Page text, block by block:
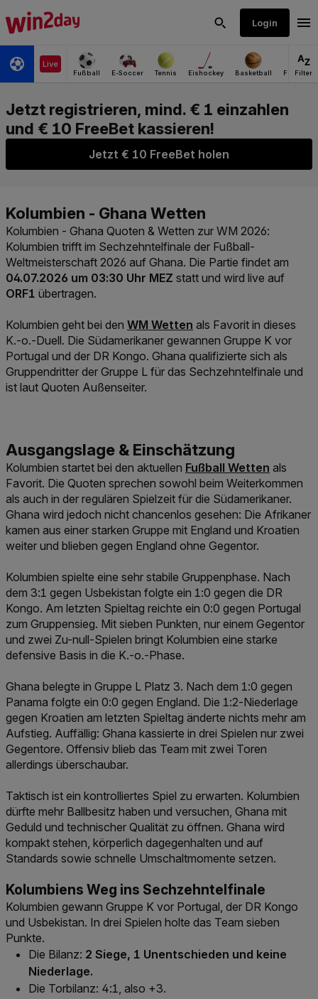
Jetzt € 10 FreeBet holen
Kolumbien - Ghana Quoten & Wetten zur WM 2026:
Kolumbien trifft im Sechzehntelfinale der Fußball-
Weltmeisterschaft 2026 auf Ghana. Die Partie findet am
04.07.2026 um 03:30 Uhr MEZ statt und wird live auf
ORF1 übertragen.
Kolumbien geht bei den Link der zu https://
WM Wetten als Favorit in dieses
K.-o.-Duell. Die Südamerikaner gewannen Gruppe K vor
Portugal und der DR Kongo. Ghana qualifizierte sich als
Gruppendritter der Gruppe L für das Sechzehntelfinale und
ist laut Quoten Außenseiter.
Kolumbien startet bei den aktuellen Link der zu https://
Fußball Wetten als
Favorit. Die Quoten sprechen sowohl beim Weiterkommen
als auch in der regulären Spielzeit für die Südamerikaner.
Ghana wird jedoch nicht chancenlos gesehen: Die Afrikaner
kamen aus einer starken Gruppe mit England und Kroatien
weiter und blieben gegen England ohne Gegentor.
Kolumbien spielte eine sehr stabile Gruppenphase. Nach
dem 3:1 gegen Usbekistan folgte ein 1:0 gegen die DR
Kongo. Am letzten Spieltag reichte ein 0:0 gegen Portugal
zum Gruppensieg. Mit sieben Punkten, nur einem Gegentor
und zwei Zu-null-Spielen bringt Kolumbien eine starke
defensive Basis in die K.-o.-Phase.
Ghana belegte in Gruppe L Platz 3. Nach dem 1:0 gegen
Panama folgte ein 0:0 gegen England. Die 1:2-Niederlage
gegen Kroatien am letzten Spieltag änderte nichts mehr am
Aufstieg. Auffällig: Ghana kassierte in drei Spielen nur zwei
Gegentore. Offensiv blieb das Team mit zwei Toren
allerdings überschaubar.
Taktisch ist ein kontrolliertes Spiel zu erwarten. Kolumbien
dürfte mehr Ballbesitz haben und versuchen, Ghana mit
Geduld und technischer Qualität zu öffnen. Ghana wird
kompakt stehen, körperlich dagegenhalten und auf
Standards sowie schnelle Umschaltmomente setzen.
Kolumbiens Weg ins Sechzehntelfinale
Kolumbien gewann Gruppe K vor Portugal, der DR Kongo
und Usbekistan. In drei Spielen holte das Team sieben
Punkte.
Die Bilanz: 2 Siege, 1 Unentschieden und keine
Niederlage.
Die Torbilanz: 4:1, also +3.